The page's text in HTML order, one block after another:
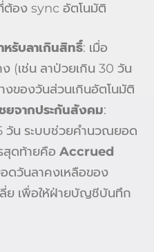
ต้อง sync อัตโนมัติ
หรับลาเกินสิทธิ์: เมื่อ
(เช่น ลาป่วยเกิน 30 วัน
ของวันส่วนเกินอัตโนมัติ
ยจากประกันสังคม:
วัน ระบบช่วยคำนวณยอด
สุดท้ายคือ Accrued
ดวันลาคงเหลือของ
ย เพื่อให้ฝ่ายบัญชีบันทึก